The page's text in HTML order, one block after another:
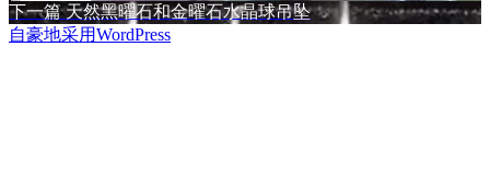
于
章
篇
文
下一篇下
篇
天然黑曜石和金曜石水晶球吊坠
自豪地采用WordPress